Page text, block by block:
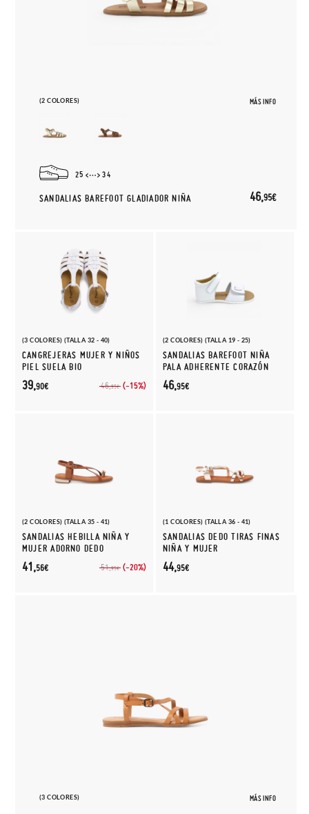
(2 COLORES) MÁS INFO
25 34
SANDALIAS BAREFOOT GLADIADOR NIÑA 46,95€
(3 COLORES) (TALLA 32 - 40)
CANGREJERAS MUJER Y NIÑOS
PIEL SUELA BIO
46,95€ (-15%)
39,90€
(2 COLORES) (TALLA 19 - 25)
SANDALIAS BAREFOOT NIÑA
PALA ADHERENTE CORAZÓN
46,95€
(2 COLORES) (TALLA 35 - 41)
SANDALIAS HEBILLA NIÑA Y
MUJER ADORNO DEDO
51,95€ (-20%)
41,56€
(1 COLORES) (TALLA 36 - 41)
SANDALIAS DEDO TIRAS FINAS
NIÑA Y MUJER
44,95€
(3 COLORES) MÁS INFO